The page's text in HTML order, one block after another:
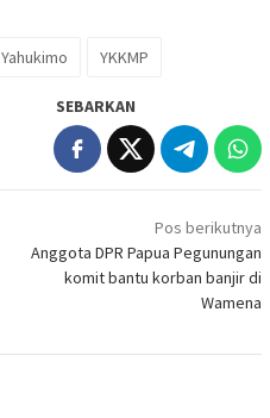
Yahukimo YKKMP
SEBARKAN
Pos berikutnya
Anggota DPR Papua Pegunungan
komit bantu korban banjir di
Wamena